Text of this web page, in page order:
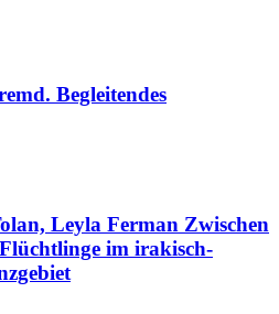
Begleitendes
Leyla Ferman Zwischen
im irakisch-